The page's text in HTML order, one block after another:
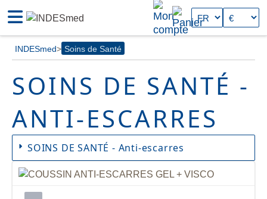
INDESmed Soins de Santé
SOINS DE SANTÉ -
ANTI-ESCARRES
SOINS DE SANTÉ - Anti-escarres
Chez INDESmed, nous nous soucions de votre
bien-être. Notre nouvelle catégorie de soins de
santé comprend une sélection de coussins anti-